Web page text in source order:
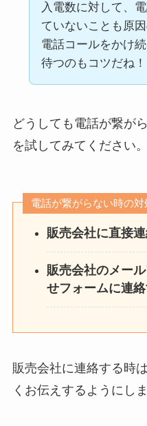
入電数に対して、
ていないことも原因
電話コールをかけ
待つのもコツだね！
どうしても電話が繋が
を試してみてください。
電話が繋がらない時の対
販売会社に直接
販売会社のメー
せフォームに連
販売会社に連絡する時
くお伝えするようにし